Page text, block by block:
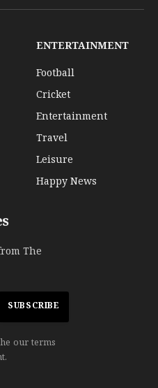
ENTERTAINMENT
Football
Cricket
Entertainment
Travel
Leisure
Happy News
The
our terms